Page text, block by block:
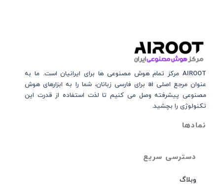
دسترسی سریع
وبلاگ
AIROOT مرکز تمام هوش مصنوعی‌‌‌ ها برای ایرانیان است. ما به
عنوان مرجع اصلی ai برای فارسی زبانان، شما را به ابزارهای هوش
مصنوعی پیشرفته وصل می کنیم تا لذت استفاده از قدرت این
تکنولوژی را بچشید.
نمادها